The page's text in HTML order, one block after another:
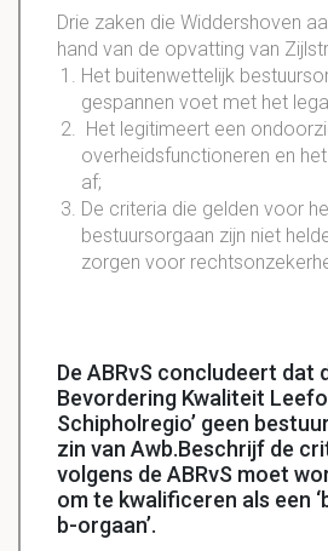
Drie zaken die Widdershoven
hand van de opvatting van
Het buitenwettelijk
gespannen voet met het
Het legitimeert een
overheidsfunctioneren en
af;
De criteria die gelden voor
bestuursorgaan zijn niet
zorgen voor
De ABRvS concludeert dat
Bevordering Kwaliteit
Schipholregio’ geen
zin van Awb.Beschrijf de
volgens de ABRvS moet
om te kwalificeren als een
b-orgaan’.